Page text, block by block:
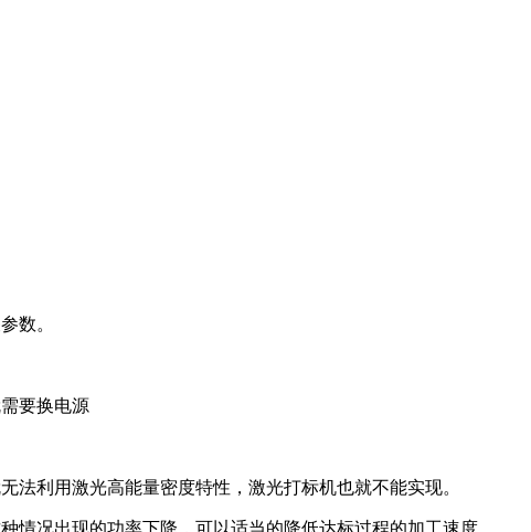
数。
要换电源
利用激光高能量密度特性，激光打标机也就不能实现。